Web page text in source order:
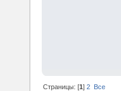
Страницы: [1]2 Все